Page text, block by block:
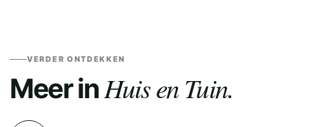
VERDER ONTDEKKEN
Meer inHuis en Tuin.